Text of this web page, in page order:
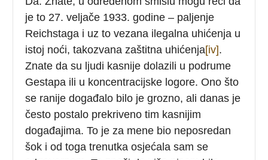
je to 27. veljače 1933. godine – paljenje
Reichstaga i uz to vezana ilegalna uhićenja u
istoj noći, takozvana zaštitna uhićenja[iv].
Znate da su ljudi kasnije dolazili u podrume
Gestapa ili u koncentracijske logore. Ono što
se ranije događalo bilo je grozno, ali danas je
često postalo prekriveno tim kasnijim
događajima. To je za mene bio neposredan
šok i od toga trenutka osjećala sam se